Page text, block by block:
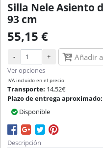
Silla Nele Asiento
93 cm
55,15 €
- + Añadir
Ver opciones
IVA incluido en el precio
Transporte: 14,52€
Plazo de entrega aproximado:
Disponible
Descripción